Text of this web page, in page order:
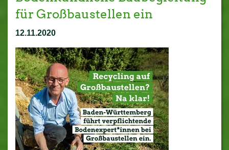
für Großbaustellen ein
12.11.2020